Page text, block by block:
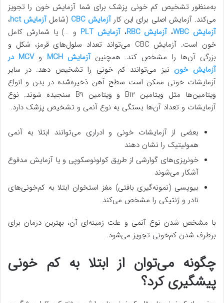
به‌منظور تشخیص کم خونی پزشک برای شما آزمایش خون را تجویز
می‌کند. آزمایش اصلی برای این کارآزمایش CBC (شاملآزمایش hct
،
آزمایش WBC
،آزمایش RBC ،آزمایش PLT
و …) یا شمارش کامل
خون است. آزمایش CBC می‌تواند تعداد سلول‌های قرمز، شکل و
بزرگی آ‌ن‌ها را مشخص کند. همچنینآزمایش MCH و
MCV در
آزمایش خون نیز می‌توانند کم خونی را تشخیص دهد. در سایر
آزمایشات خونی ممکن است سطح آهن ذخیره‌شده در بدن و انواع
ویتامین‌ها مثل ویتامین B۱۲ و ویتامین B۹ سنجیده شوند. نوع
آزمایشات و تعداد آن‌ها بستگی به نوع آنمی و تشخیص پزشک دارد.
بعضی از آزمایشات خونی و ادراری می‌توانند ابتلا به آنمی
همولیتیک را نشان دهند
خونریزی‌های گوارشی از طریق کولونوسکوپی و یا آزمایش مدفوع
آشکار می‌شوند
بیوپسی (نمونه‌گیری بافتی) مغز استخوان ابتلا به کم‌خونی‌های
نادر و ژنتیکی را مشخص می‌کند
با مشخص شدن نوع آنمی و علت زمینه‌ای آن، بهترین درمان برای
برطرف شدن کم‌خونی تجویز می‌شود.
چگونه می‌توان از ابتلا به کم خونی
پیشگیری کرد؟